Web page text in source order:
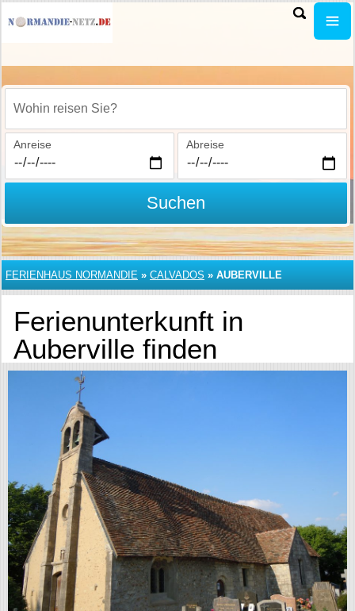
Wohin reisen Sie?
Anreise Abreise
Suchen
FERIENHAUS NORMANDIE » CALVADOS » AUBERVILLE
Ferienunterkunft in
Auberville finden